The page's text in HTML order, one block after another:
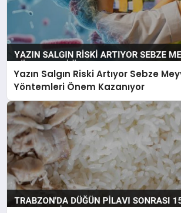
Yazın Salgın Riski Artıyor Sebze
Yöntemleri Önem Kazanıyor